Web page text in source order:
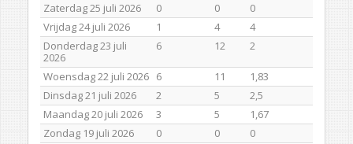
Zaterdag 25 juli 2026
0 0
0
Vrijdag 24 juli 2026
1 4
4
Donderdag 23 juli
2026
6 12 2
Woensdag 22 juli 2026 6 11
1,83
Dinsdag 21 juli 2026
2 5
2,5
Maandag 20 juli 2026
3 5
1,67
Zondag 19 juli 2026
0 0
0